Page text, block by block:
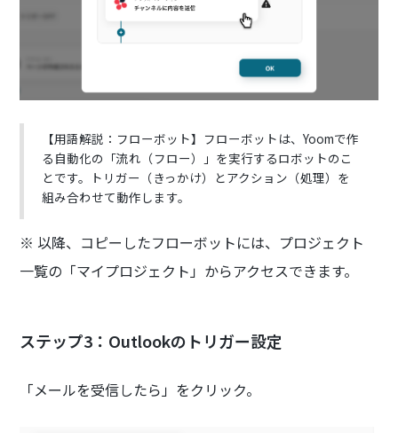
【用語解説：フローボット】フローボットは、Yoomで作
る自動化の「流れ（フロー）」を実行するロボットのこ
とです。トリガー（きっかけ）とアクション（処理）を
組み合わせて動作します。
※ 以降、コピーしたフローボットには、プロジェクト
一覧の「マイプロジェクト」からアクセスできます。
ステップ3：Outlookのトリガー設定
「メールを受信したら」をクリック。